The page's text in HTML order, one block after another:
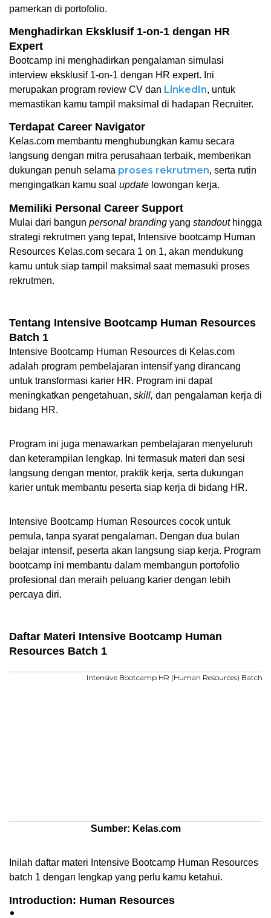
pamerkan di portofolio.
Menghadirkan Eksklusif 1-on-1 dengan HR
Expert
Bootcamp ini menghadirkan pengalaman simulasi
interview eksklusif 1-on-1 dengan HR expert. Ini
merupakan program review CV dan LinkedIn, untuk
memastikan kamu tampil maksimal di hadapan Recruiter.
Terdapat Career Navigator
Kelas.com membantu menghubungkan kamu secara
langsung dengan mitra perusahaan terbaik, memberikan
dukungan penuh selama proses rekrutmen, serta rutin
mengingatkan kamu soal update lowongan kerja.
Memiliki Personal Career Support
Mulai dari bangun personal branding yang standout hingga
strategi rekrutmen yang tepat, Intensive bootcamp Human
Resources Kelas.com secara 1 on 1, akan mendukung
kamu untuk siap tampil maksimal saat memasuki proses
rekrutmen.
Tentang Intensive Bootcamp Human Resources
Batch 1
Intensive Bootcamp Human Resources di Kelas.com
adalah program pembelajaran intensif yang dirancang
untuk transformasi karier HR. Program ini dapat
meningkatkan pengetahuan, skill, dan pengalaman kerja di
bidang HR.
Program ini juga menawarkan pembelajaran menyeluruh
dan keterampilan lengkap. Ini termasuk materi dan sesi
langsung dengan mentor, praktik kerja, serta dukungan
karier untuk membantu peserta siap kerja di bidang HR.
Intensive Bootcamp Human Resources cocok untuk
pemula, tanpa syarat pengalaman. Dengan dua bulan
belajar intensif, peserta akan langsung siap kerja. Program
bootcamp ini membantu dalam membangun portofolio
profesional dan meraih peluang karier dengan lebih
percaya diri.
Daftar Materi Intensive Bootcamp Human
Resources Batch 1
Sumber: Kelas.com
Inilah daftar materi Intensive Bootcamp Human Resources
batch 1 dengan lengkap yang perlu kamu ketahui.
Introduction: Human Resources